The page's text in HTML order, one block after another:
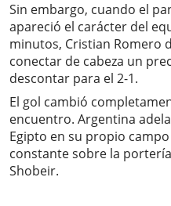
Sin embargo, cuando el
apareció el carácter del
minutos, Cristian Romero
conectar de cabeza un
descontar para el 2-1.
El gol cambió
encuentro. Argentina
Egipto en su propio
constante sobre la
Shobeir.